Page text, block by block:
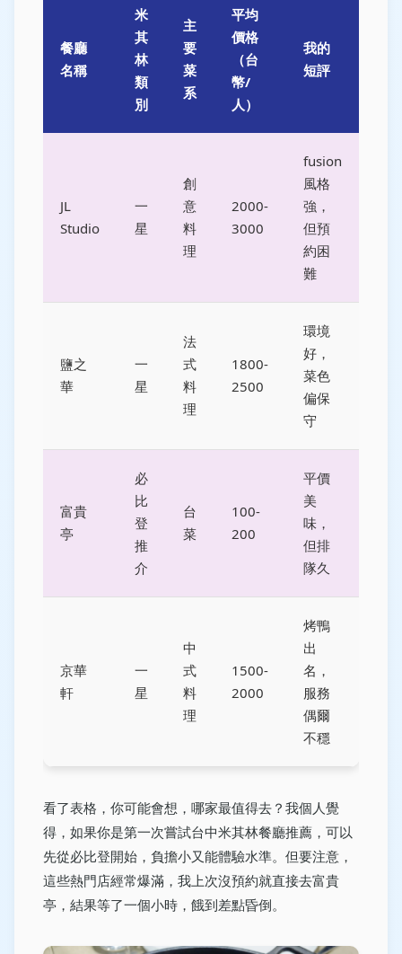
餐廳
名稱
米
其
林
類
別
主
要
菜
系
平均
價格
（台
幣/
人）
我的
短評
JL
Studio
一
星
創
意
料
理
2000-
3000
fusion
風格
強，
但預
約困
難
鹽之
華
一
星
法
式
料
理
1800-
2500
環境
好，
菜色
偏保
守
富貴
亭
必
比
登
推
介
台
菜
100-
200
平價
美
味，
但排
隊久
京華
軒
一
星
中
式
料
理
1500-
2000
烤鴨
出
名，
服務
偶爾
不穩
看了表格，你可能會想，哪家最值得去？我個人覺
得，如果你是第一次嘗試台中米其林餐廳推薦，可以
先從必比登開始，負擔小又能體驗水準。但要注意，
這些熱門店經常爆滿，我上次沒預約就直接去富貴
亭，結果等了一個小時，餓到差點昏倒。